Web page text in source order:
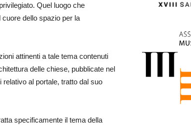
Quel luogo che
dello spazio per la
attinenti a tale tema contenuti
delle chiese, pubblicate nel
relativo al portale, tratto dal suo
specificamente il tema della